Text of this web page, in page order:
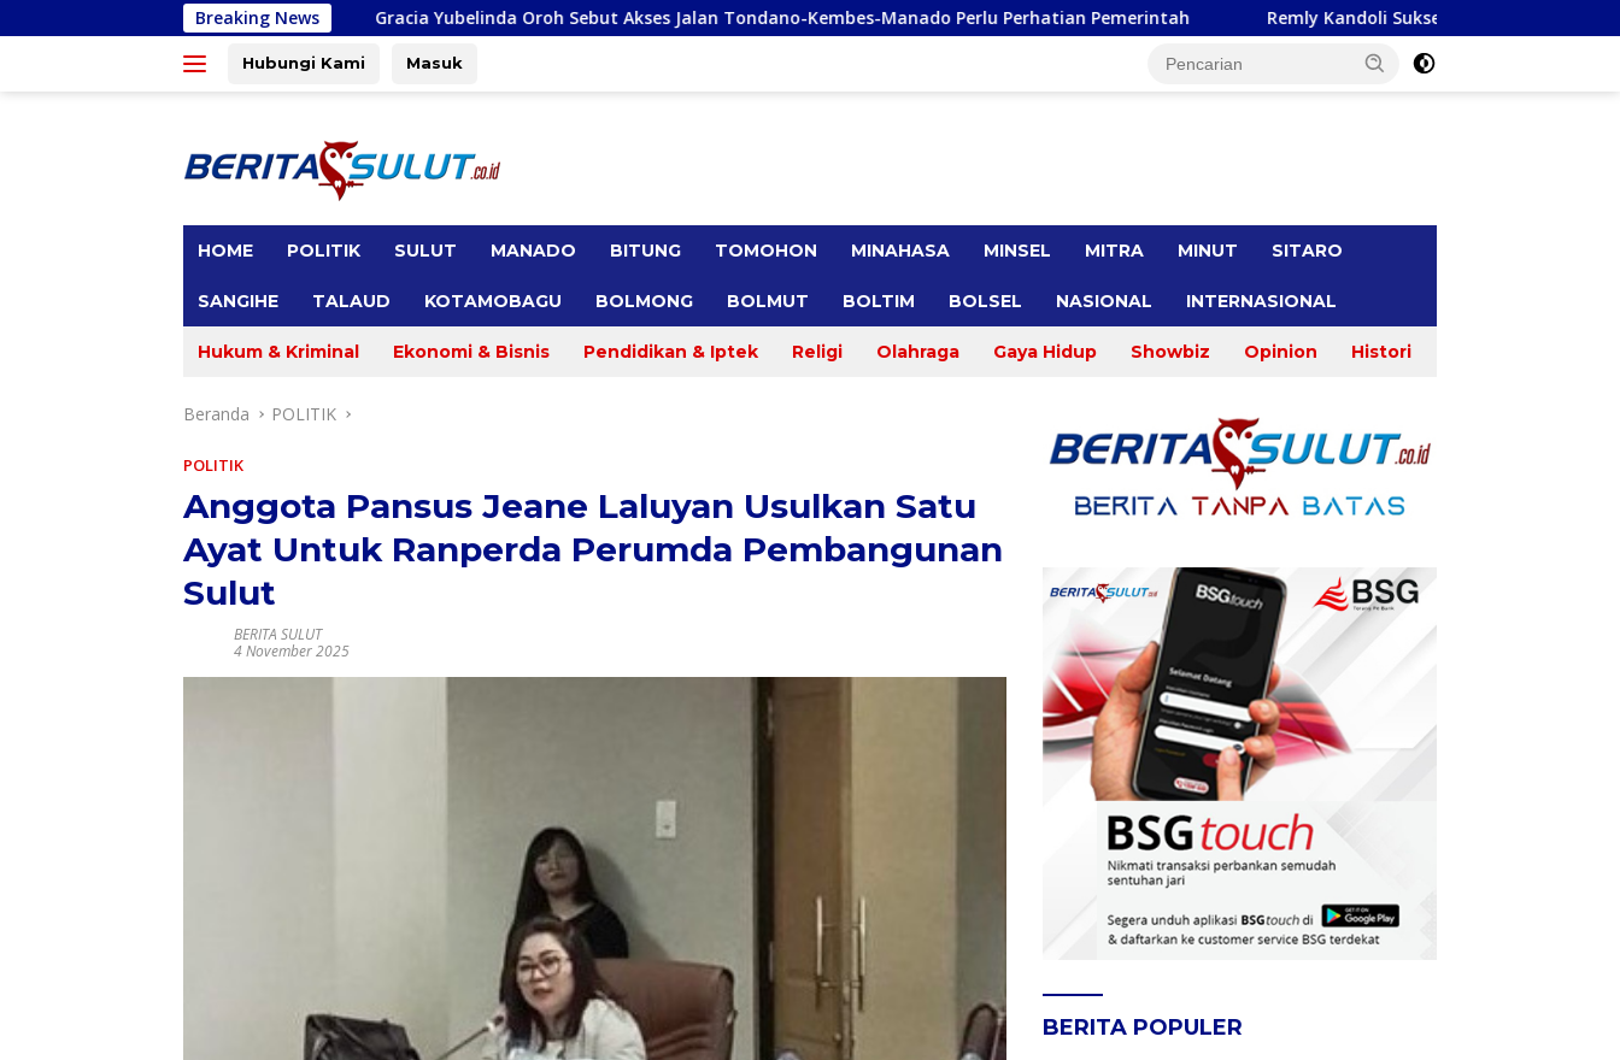
ke
Breaking News
Gracia Yubelinda Oroh Sebut Akses Jalan Tondano-Kembes-Manado Perlu Perhatian Pemerintah Remly Kandoli Sukses Perjuangkan Perbaikan Jalan Pontak-Kalait
Hubungi Kami Masuk
HOME POLITIK SULUT MANADO BITUNG TOMOHON MINAHASA MINSEL MITRA MINUT SITARO
SANGIHE TALAUD KOTAMOBAGU BOLMONG BOLMUT BOLTIM BOLSEL NASIONAL INTERNASIONAL
Hukum & Kriminal Ekonomi & Bisnis Pendidikan & Iptek Religi Olahraga Gaya Hidup Showbiz Opinion Histori
Beranda POLITIK
POLITIK
Anggota Pansus Jeane Laluyan Usulkan Satu
Ayat Untuk Ranperda Perumda Pembangunan
Sulut
BERITA SULUT
4 November 2025
BERITA POPULER